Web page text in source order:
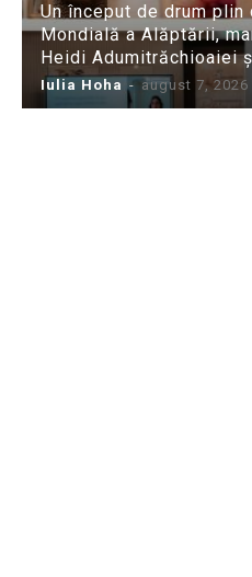
Un început de drum plin
Mondială a Alăptării,
Heidi Adumitrăchioaiei
Iulia Hoha - august 7, 2026